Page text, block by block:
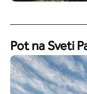
Pot na Sveti